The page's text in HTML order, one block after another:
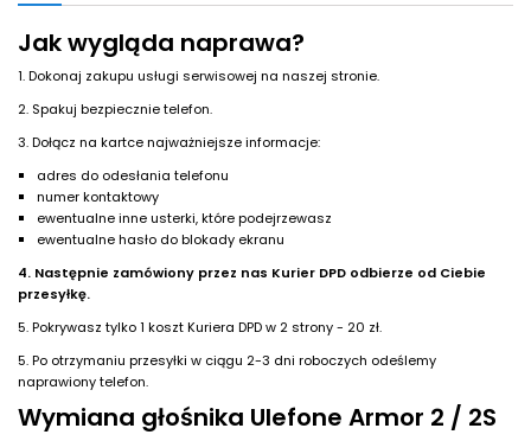
Jak wygląda naprawa?
1. Dokonaj zakupu usługi serwisowej na naszej stronie.
2. Spakuj bezpiecznie telefon.
3. Dołącz na kartce najważniejsze informacje:
adres do odesłania telefonu
numer kontaktowy
ewentualne inne usterki, które podejrzewasz
ewentualne hasło do blokady ekranu
4. Następnie zamówiony przez nas Kurier DPD odbierze od Ciebie
przesyłkę.
5. Pokrywasz tylko 1 koszt Kuriera DPD w 2 strony - 20 zł.
5. Po otrzymaniu przesyłki w ciągu 2-3 dni roboczych odeślemy
naprawiony telefon.
Wymiana głośnika Ulefone Armor 2 / 2S